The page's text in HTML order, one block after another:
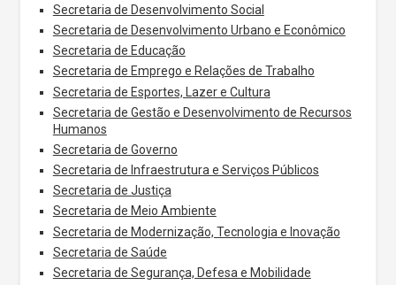
Secretaria de Desenvolvimento Social
Secretaria de Desenvolvimento Urbano e Econômico
Secretaria de Educação
Secretaria de Emprego e Relações de Trabalho
Secretaria de Esportes, Lazer e Cultura
Secretaria de Gestão e Desenvolvimento de Recursos
Humanos
Secretaria de Governo
Secretaria de Infraestrutura e Serviços Públicos
Secretaria de Justiça
Secretaria de Meio Ambiente
Secretaria de Modernização, Tecnologia e Inovação
Secretaria de Saúde
Secretaria de Segurança, Defesa e Mobilidade